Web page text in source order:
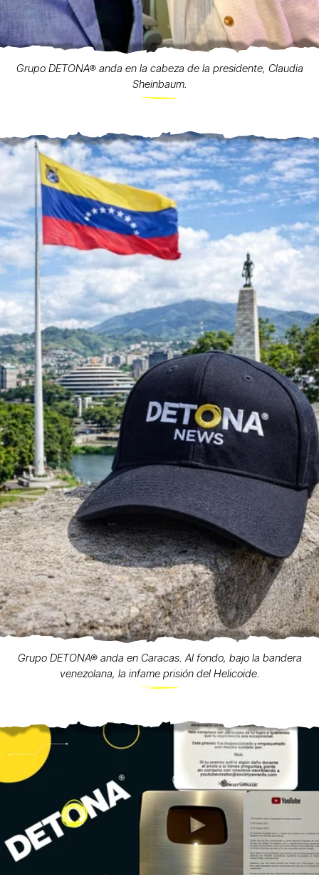
Grupo DETONA® anda en la cabeza de la presidente, Claudia
Sheinbaum.
Grupo DETONA® anda en Caracas. Al fondo, bajo la bandera
venezolana, la infame prisión del Helicoide.